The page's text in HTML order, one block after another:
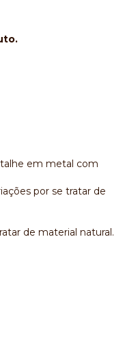
em metal com
por se tratar de
de material natural.